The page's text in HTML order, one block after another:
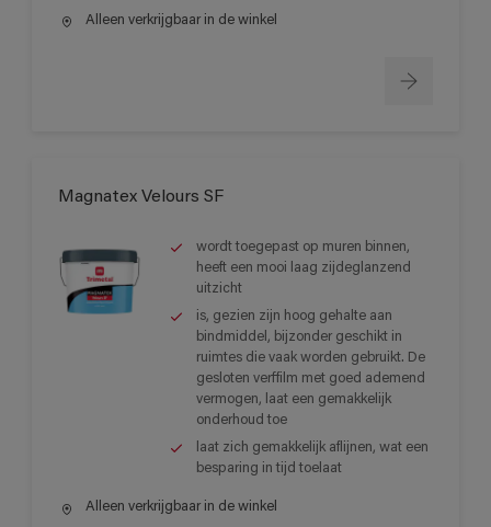
Alleen verkrijgbaar in de winkel
Magnatex Velours SF
wordt toegepast op muren binnen,
heeft een mooi laag zijdeglanzend
uitzicht
is, gezien zijn hoog gehalte aan
bindmiddel, bijzonder geschikt in
ruimtes die vaak worden gebruikt. De
gesloten verffilm met goed ademend
vermogen, laat een gemakkelijk
onderhoud toe
laat zich gemakkelijk aflijnen, wat een
besparing in tijd toelaat
Alleen verkrijgbaar in de winkel